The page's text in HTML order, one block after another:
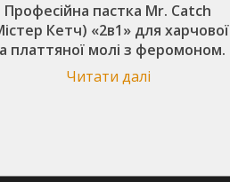
Професійна пастка Mr. Catch
Кетч) «2в1» для харчової
платтяної молі з феромоном.
Читати далі